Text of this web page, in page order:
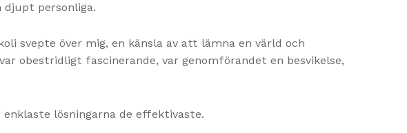
djupt personliga.
svepte över mig, en känsla av att lämna en värld och
obestridligt fascinerande, var genomförandet en besvikelse,
lösningarna de effektivaste.